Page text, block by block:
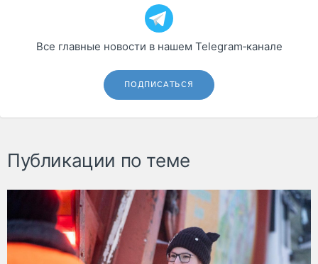
Все главные новости в нашем Telegram‑канале
ПОДПИСАТЬСЯ
Публикации по теме